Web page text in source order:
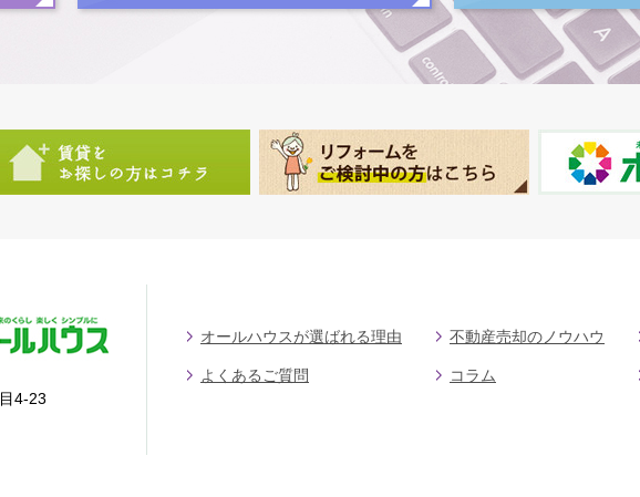
4-23
オールハウスが選ばれる理由 不動産売却のノウハウ
よくあるご質問 コラム